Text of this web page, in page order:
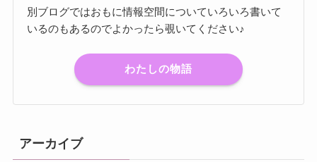
別ブログではおもに情報空間についていろいろ書いて
いるのもあるのでよかったら覗いてください♪
わたしの物語
アーカイブ